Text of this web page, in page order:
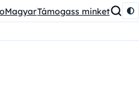
Támogass minket